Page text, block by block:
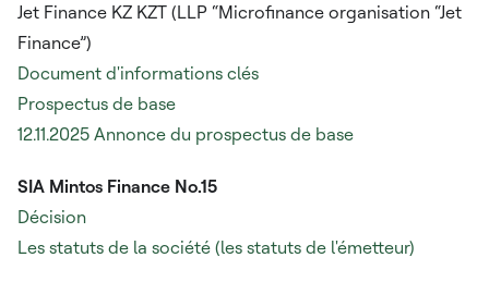
Jet Finance KZ KZT (LLP “Microfinance organisation “Jet
Finance”)
Document d'informations clés
Prospectus de base
12.11.2025 Annonce du prospectus de base
SIA Mintos Finance No.15
Décision
Les statuts de la société (les statuts de l'émetteur)